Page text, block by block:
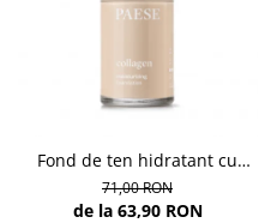
Fond de ten hidratant cu
colagen, nuanta 301c Nude -
30ml
71,00 RON
de la 63,90 RON